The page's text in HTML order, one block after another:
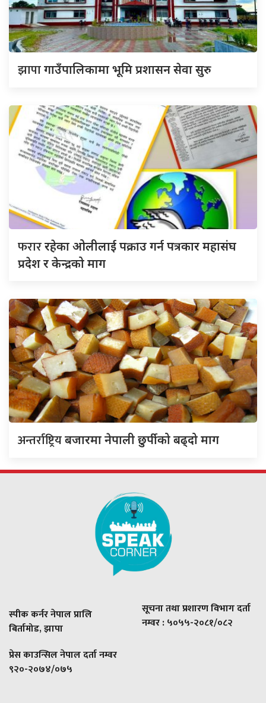
झापागाउँपालिकामा भूमि प्रशासन सेवा सुरु
फराररहेका ओलीलाई पक्राउ गर्न पत्रकार महासंघ
प्रदेश र केन्द्रको माग
अन्तर्राष्ट्रियबजारमा नेपाली छुर्पीको बढ्दो माग
स्पीक कर्नर नेपाल प्रालि
बिर्तामोड, झापा
प्रेस काउन्सिल नेपाल दर्ता नम्वर
९२०-२०७४/०७५
सूचना तथा प्रशारण विभाग दर्ता
नम्वर : ५०५५-२०८१/०८२